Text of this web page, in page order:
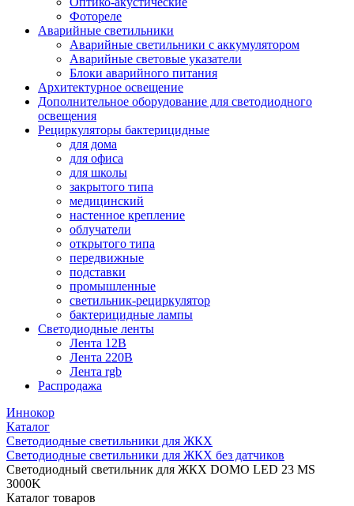
Фотореле
Аварийные светильники
Аварийные светильники с аккумулятором
Аварийные световые указатели
Блоки аварийного питания
Архитектурное освещение
Дополнительное оборудование для светодиодного
освещения
Рециркуляторы бактерицидные
для дома
для офиса
для школы
закрытого типа
медицинский
настенное крепление
облучатели
открытого типа
передвижные
подставки
промышленные
светильник-рециркулятор
бактерицидные лампы
Светодиодные ленты
Лента 12В
Лента 220В
Лента rgb
Распродажа
Иннокор
Каталог
Светодиодные светильники для ЖКХ
Светодиодные светильники для ЖКХ без датчиков
Светодиодный светильник для ЖКХ DOMO LED 23 MS
3000K
Каталог товаров